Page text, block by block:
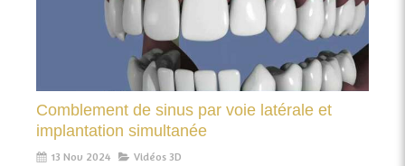
Comblement de sinus par voie latérale et
implantation simultanée
13 Nov 2024 Vidéos 3D